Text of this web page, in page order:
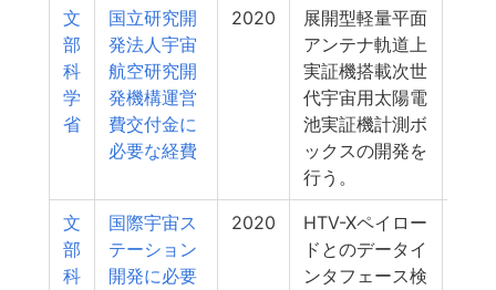
文
部
科
学
省
国立研究開
発法人宇宙
航空研究開
発機構運営
費交付金に
必要な経費
2020
展開型軽量平面
アンテナ軌道上
実証機搭載次世
代宇宙用太陽電
池実証機計測ボ
ックスの開発を
行う。
文
部
科
国際宇宙ス
テーション
開発に必要
2020
HTV-Xペイロー
ドとのデータイ
ンタフェース検